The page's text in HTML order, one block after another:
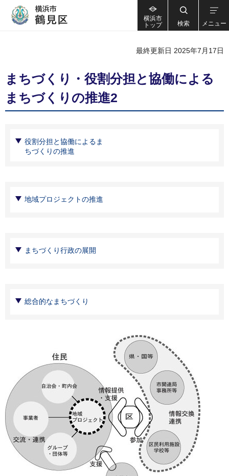
横浜市
トップ
検索 メニュー
最終更新日 2025年7月17日
まちづくり・役割分担と協働による
まちづくりの推進2
役割分担と協働によるま
ちづくりの推進
地域プロジェクトの推進
まちづくり行政の展開
総合的なまちづくり